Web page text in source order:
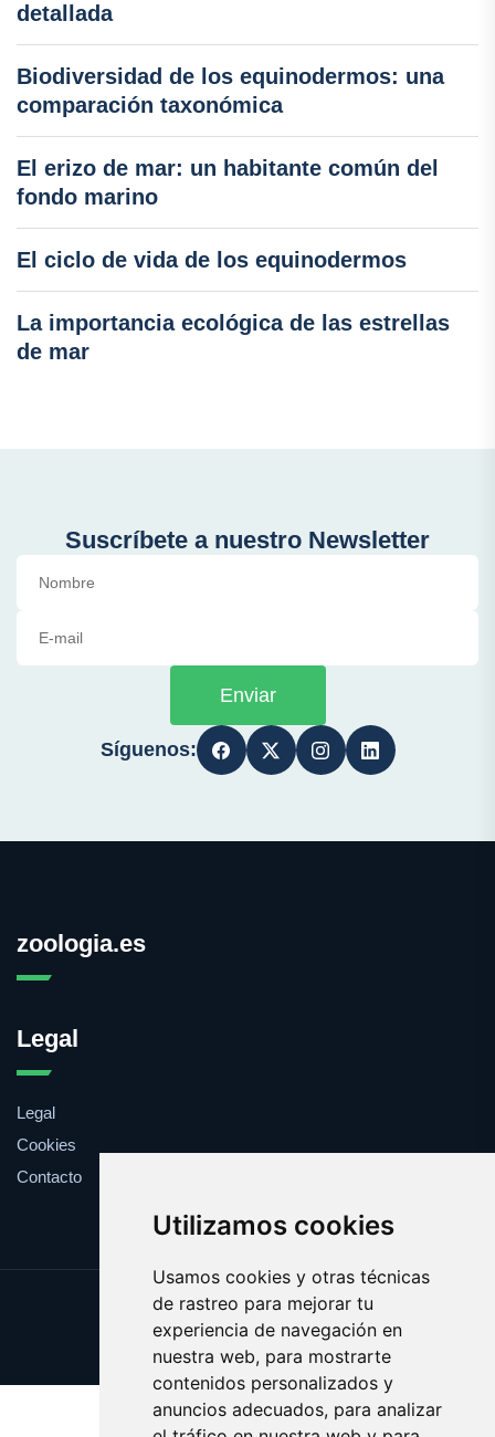
Utilizamos cookies
Usamos cookies y otras técnicas
de rastreo para mejorar tu
experiencia de navegación en
nuestra web, para mostrarte
contenidos personalizados y
anuncios adecuados, para analizar
detallada
Biodiversidad de los equinodermos: una
comparación taxonómica
El erizo de mar: un habitante común del
fondo marino
El ciclo de vida de los equinodermos
La importancia ecológica de las estrellas
de mar
Suscríbete a nuestro Newsletter
Enviar
Síguenos:
zoologia.es
Legal
Legal
Cookies
Contacto
Update cookies preferences
Copyright © 2025 zoologia.es